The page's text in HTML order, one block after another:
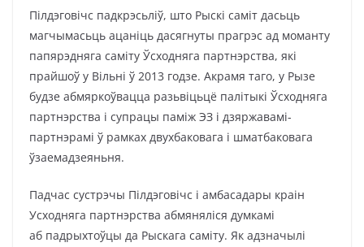
Пілдэговічс падкрэсьліў, што Рыскі саміт дасьць
магчымасьць ацаніць дасягнуты прагрэс ад моманту
папярэдняга саміту Ўсходняга партнэрства, які
прайшоў у Вільні ў 2013 годзе. Акрамя таго, у Рызе
будзе абмяркоўвацца разьвіцьцё палітыкі Ўсходняга
партнэрства і супрацы паміж ЭЗ і дзяржавамі-
партнэрамі ў рамках двухбаковага і шматбаковага
ўзаемадзеяньня.
Падчас сустрэчы Пілдэговічс і амбасадары краін
Усходняга партнэрства абмяняліся думкамі
аб падрыхтоўцы да Рыскага саміту. Як адзначылі